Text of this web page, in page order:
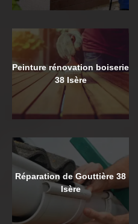
Peinture rénovation boiserie
38 Isère
Réparation de Gouttière 38
Isère